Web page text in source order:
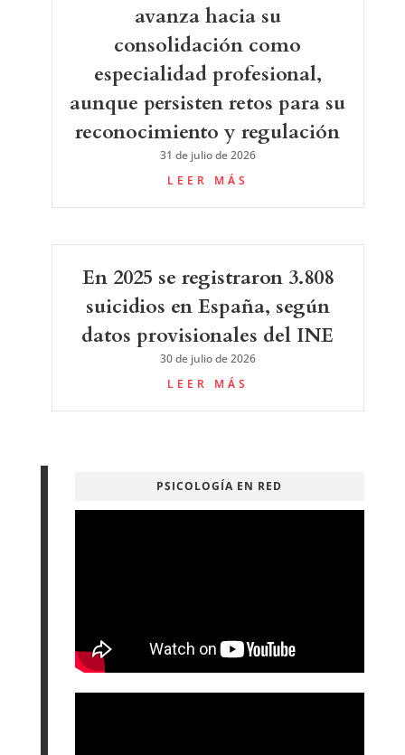
avanza hacia su
consolidación como
especialidad profesional,
aunque persisten retos para su
reconocimiento y regulación
31 de julio de 2026
LEER MÁS
En 2025 se registraron 3.808
suicidios en España, según
datos provisionales del INE
30 de julio de 2026
LEER MÁS
PSICOLOGÍA EN RED